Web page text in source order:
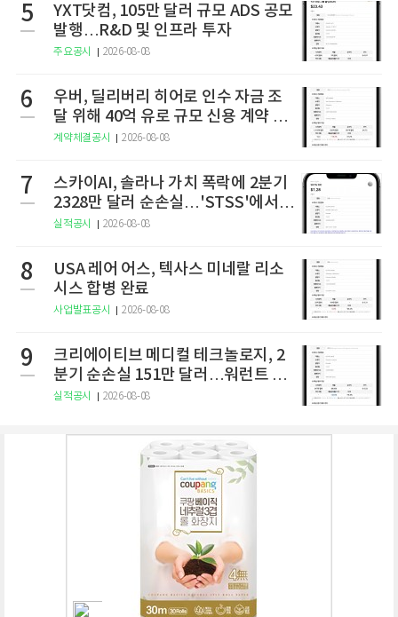
5
YXT닷컴, 105만 달러 규모 ADS 공모
발행…R&D 및 인프라 투자
주요공시 2026-08-08
6
우버, 딜리버리 히어로 인수 자금 조
달 위해 40억 유로 규모 신용 계약 체
결
계약체결공시 2026-08-08
7
스카이AI, 솔라나 가치 폭락에 2분기
2328만 달러 순손실…'STSS'에서
사명·티커 변경 완료
실적공시 2026-08-08
8
USA 레어 어스, 텍사스 미네랄 리소
시스 합병 완료
사업발표공시 2026-08-08
9
크리에이티브 메디컬 테크놀로지, 2
분기 순손실 151만 달러…워런트 행
사로 446만 달러 조달
실적공시 2026-08-08